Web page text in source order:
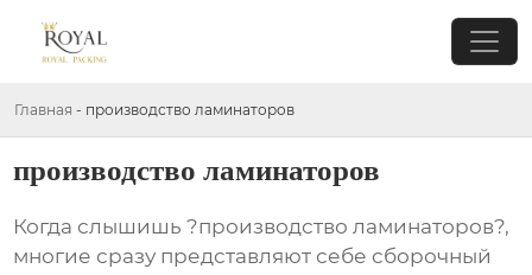
Главная - производство ламинаторов
производство ламинаторов
Когда слышишь ?производство ламинаторов?,
многие сразу представляют себе сборочный